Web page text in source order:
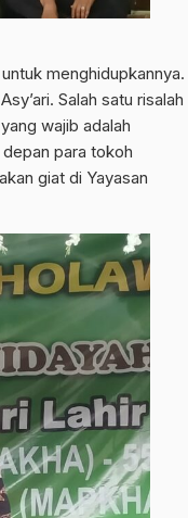
menghidupkannya.
Salah satu risalah
wajib adalah
para tokoh
giat di Yayasan